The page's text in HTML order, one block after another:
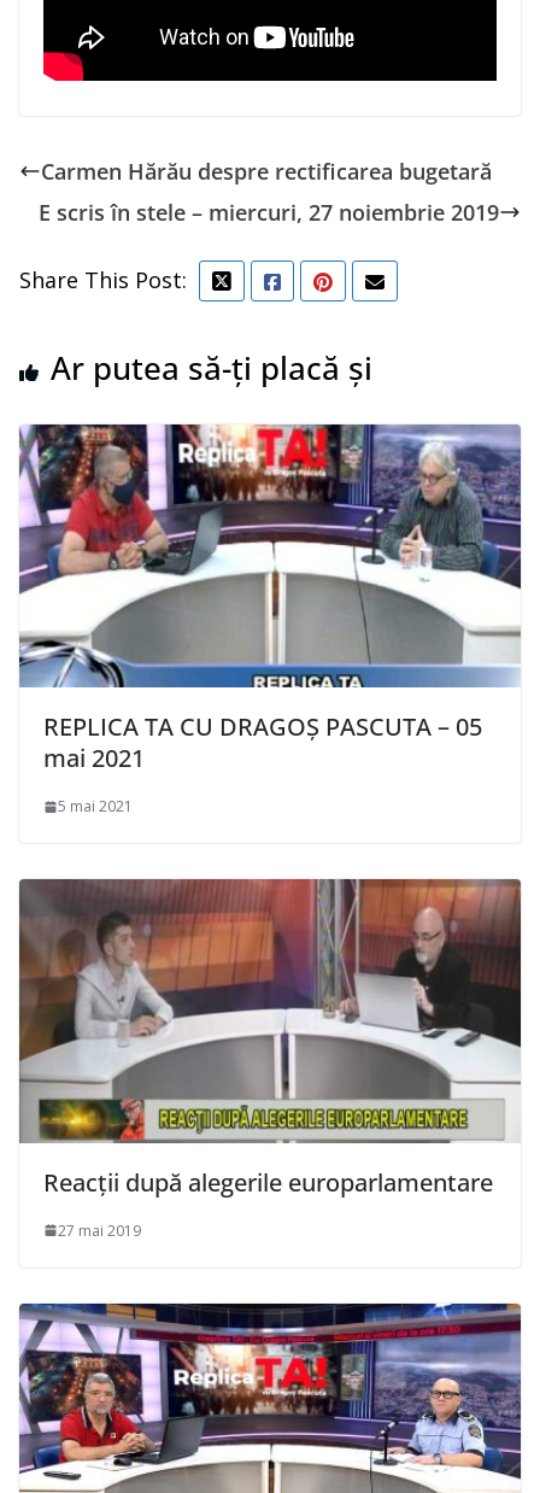
Carmen Hărău despre rectificarea bugetară
E scris în stele – miercuri, 27 noiembrie 2019
Share This Post:
Ar putea să-ți placă și
REPLICA TA CU DRAGOȘ PASCUTA – 05
mai 2021
5 mai 2021
Reacții după alegerile europarlamentare
27 mai 2019